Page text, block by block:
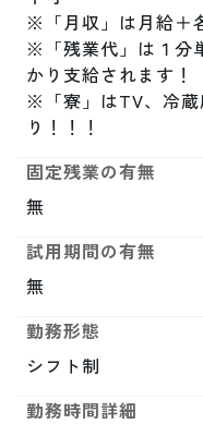
※「月収」は月給＋
※「残業代」は１分
かり支給されます！
※「寮」はTV、冷蔵
り！！！
固定残業の有無
無
試用期間の有無
無
勤務形態
シフト制
勤務時間詳細